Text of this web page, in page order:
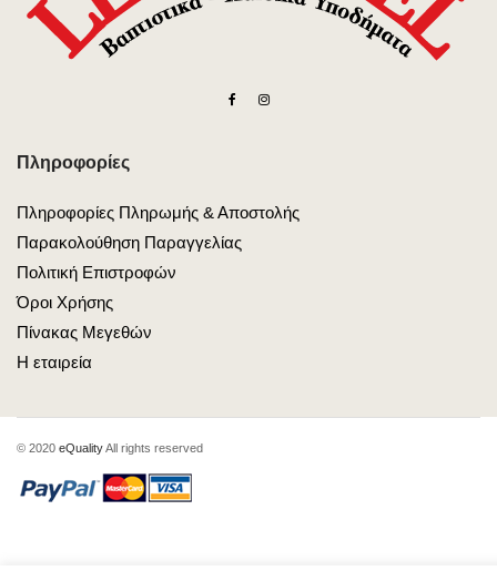
Πληροφορίες
Πληροφορίες Πληρωμής & Αποστολής
Παρακολούθηση Παραγγελίας
Πολιτική Επιστροφών
Όροι Χρήσης
Πίνακας Μεγεθών
Η εταιρεία
© 2020 eQualityAll rights reserved